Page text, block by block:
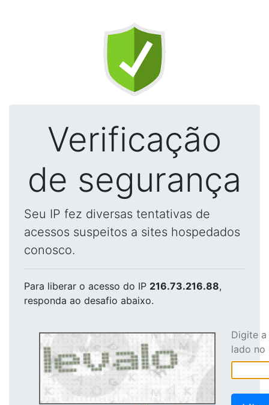
Verificação
de segurança
Seu IP fez diversas tentativas de
acessos suspeitos a sites hospedados
conosco.
Para liberar o acesso do IP 216.73.216.88,
responda ao desafio abaixo.
Digite
lado no